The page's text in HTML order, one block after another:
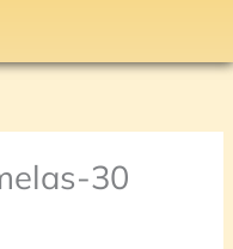
30